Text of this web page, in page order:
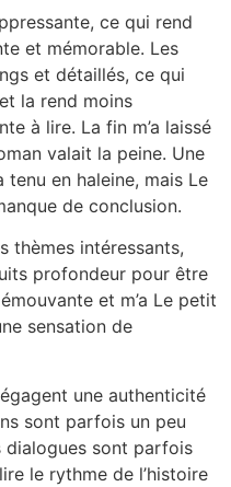
ce qui rend
et mémorable. Les
et détaillés, ce qui
la rend moins
à lire. La fin m’a laissé
valait la peine. Une
tenu en haleine, mais Le
de conclusion.
thèmes intéressants,
profondeur pour être
et m’a Le petit
sensation de
une authenticité
sont parfois un peu
dialogues sont parfois
le rythme de l’histoire